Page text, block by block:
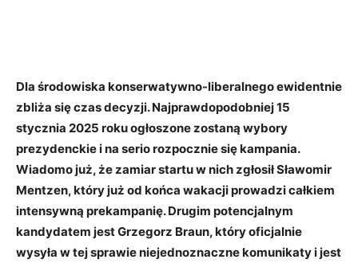
Dla środowiska konserwatywno-liberalnego ewidentnie
zbliża się czas decyzji. Najprawdopodobniej 15
stycznia 2025 roku ogłoszone zostaną wybory
prezydenckie i na serio rozpocznie się kampania.
Wiadomo już, że zamiar startu w nich zgłosił Sławomir
Mentzen, który już od końca wakacji prowadzi całkiem
intensywną prekampanię. Drugim potencjalnym
kandydatem jest Grzegorz Braun, który oficjalnie
wysyła w tej sprawie niejednoznaczne komunikaty i jest